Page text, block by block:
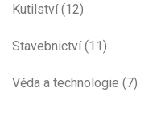
Kutilství(12)
Stavebnictví(11)
Věda a technologie (7)